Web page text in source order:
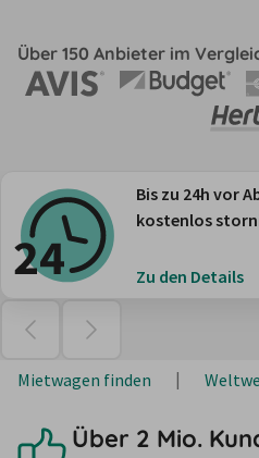
Über 150 Anbieter im
Bis zu 24h vor
kostenlos
Zu den Details
Mietwagen finden
Über 2 Mio.